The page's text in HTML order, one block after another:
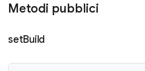
Metodi pubblici
setBuild